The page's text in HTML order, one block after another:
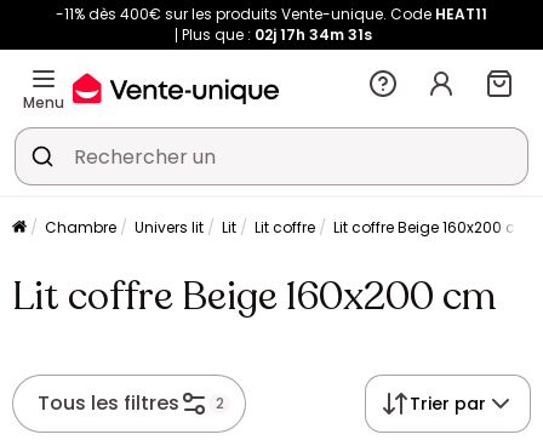
-11% dès 400€ sur les produits Vente-unique. Code HEAT11
Plus que : 02j 17h 34m 30s
Menu
Chambre Univers lit Lit Lit coffre Lit coffre Beige 160x200 cm
Lit coffre Beige 160x200 cm
Tous les filtres 2 Trier par